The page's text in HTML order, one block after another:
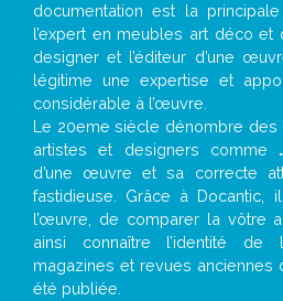
documentation est la
l’expert en meubles art déco
designer et l’éditeur d’une
légitime une expertise et
considérable à l’œuvre.
Le 20eme siècle dénombre des
artistes et designers comme
d’une œuvre et sa correcte
fastidieuse. Grâce à Docantic,
l’œuvre, de comparer la vôtre
ainsi connaître l’identité de
magazines et revues anciennes
été publiée.